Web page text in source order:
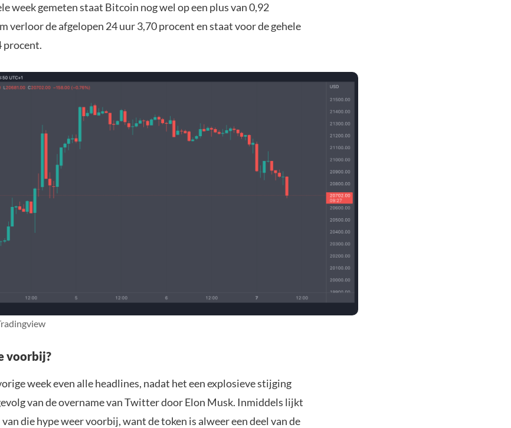
week gemeten staat Bitcoin nog wel op een plus van 0,92
verloor de afgelopen 24 uur 3,70 procent en staat voor de gehele
procent.
voorbij?
week even alle headlines, nadat het een explosieve stijging
van de overname van Twitter door Elon Musk. Inmiddels lijkt
die hype weer voorbij, want de token is alweer een deel van de